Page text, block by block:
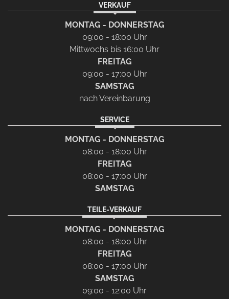
VERKAUF
MONTAG - DONNERSTAG
09:00 - 18:00 Uhr
Mittwochs bis 16:00 Uhr
FREITAG
09:00 - 17:00 Uhr
SAMSTAG
nach Vereinbarung
SERVICE
MONTAG - DONNERSTAG
08:00 - 18:00 Uhr
FREITAG
08:00 - 17:00 Uhr
SAMSTAG
TEILE-VERKAUF
MONTAG - DONNERSTAG
08:00 - 18:00 Uhr
FREITAG
08:00 - 17:00 Uhr
SAMSTAG
09:00 - 12:00 Uhr